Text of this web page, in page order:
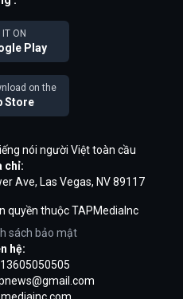
IT ON
Play
on the
Store
nói người Việt toàn cầu
chỉ:
Ave, Las Vegas, NV 89117
quyền thuộc TAPMediaInc
sách bảo mật
hệ: